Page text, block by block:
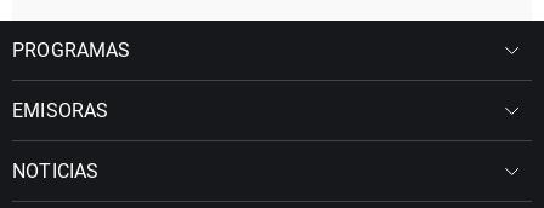
PROGRAMAS
EMISORAS
NOTICIAS